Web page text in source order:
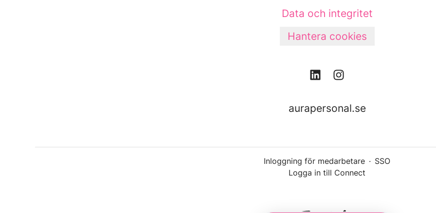
Data och integritet
Hantera cookies
aurapersonal.se
Inloggning för medarbetare · SSO
Logga in till Connect